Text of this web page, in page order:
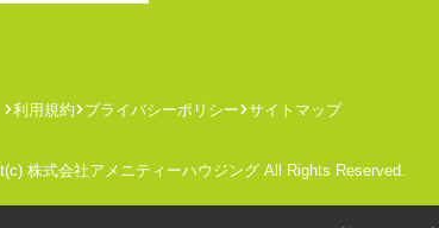
利用規約 プライバシーポリシー サイトマップ
株式会社アメニティーハウジング All Rights Reserved.